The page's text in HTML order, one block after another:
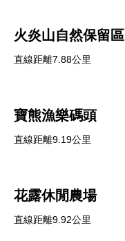
火炎山自然保留區
直線距離7.88公里
寶熊漁樂碼頭
直線距離9.19公里
花露休閒農場
直線距離9.92公里